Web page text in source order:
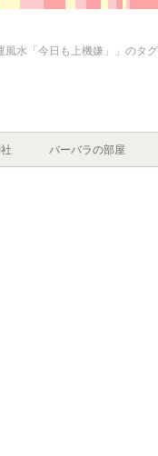
風水「今日も上機嫌」」のタ
バーバラの部屋